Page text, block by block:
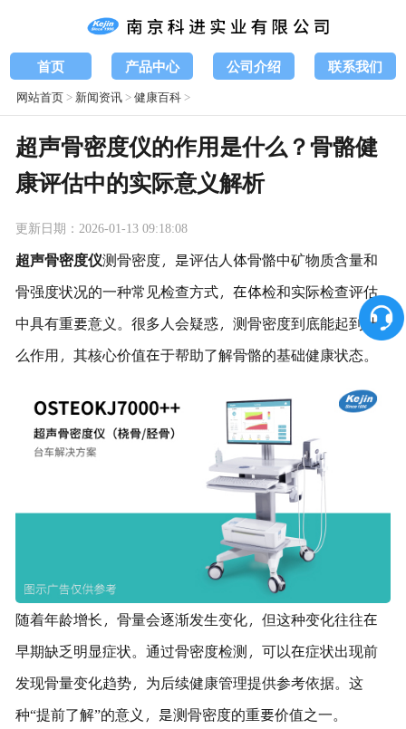
首页 产品中心 公司介绍 联系我们
网站首页> 新闻资讯>健康百科>
超声骨密度仪的作用是什么？骨骼健
康评估中的实际意义解析
更新日期：2026-01-13 09:18:08
超声骨密度仪测骨密度，是评估人体骨骼中矿物质含量和
骨强度状况的一种常见检查方式，在体检和实际检查评估
中具有重要意义。很多人会疑惑，测骨密度到底能起到什
么作用，其核心价值在于帮助了解骨骼的基础健康状态。
随着年龄增长，骨量会逐渐发生变化，但这种变化往往在
早期缺乏明显症状。通过骨密度检测，可以在症状出现前
发现骨量变化趋势，为后续健康管理提供参考依据。这
种“提前了解”的意义，是测骨密度的重要价值之一。